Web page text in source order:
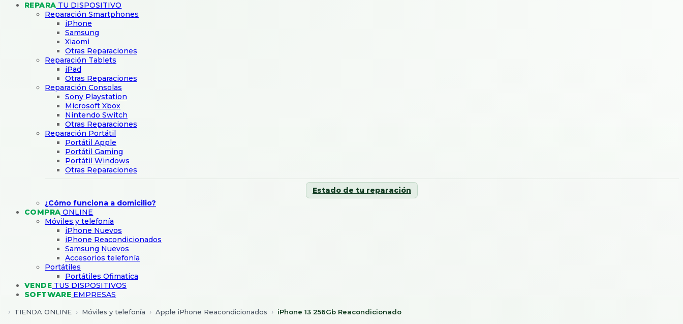
REPARA TU DISPOSITIVO
Reparación Smartphones
iPhone
Samsung
Xiaomi
Otras Reparaciones
Reparación Tablets
iPad
Otras Reparaciones
Reparación Consolas
Sony Playstation
Microsoft Xbox
Nintendo Switch
Otras Reparaciones
Reparación Portátil
Portátil Apple
Portátil Gaming
Portátil Windows
Otras Reparaciones
Estado de tu reparación
¿Cómo funciona a domicilio?
COMPRA ONLINE
Móviles y telefonía
iPhone Nuevos
iPhone Reacondicionados
Samsung Nuevos
Accesorios telefonía
Portátiles
Portátiles Ofimatica
VENDE TUS DISPOSITIVOS
SOFTWARE EMPRESAS
TIENDA ONLINE Móviles y telefonía Apple iPhone Reacondicionados iPhone 13 256Gb Reacondicionado